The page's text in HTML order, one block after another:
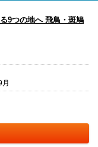
9つの地へ 飛鳥・斑鳩